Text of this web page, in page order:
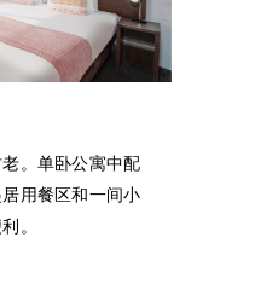
。单卧公寓中配
用餐区和一间小
。